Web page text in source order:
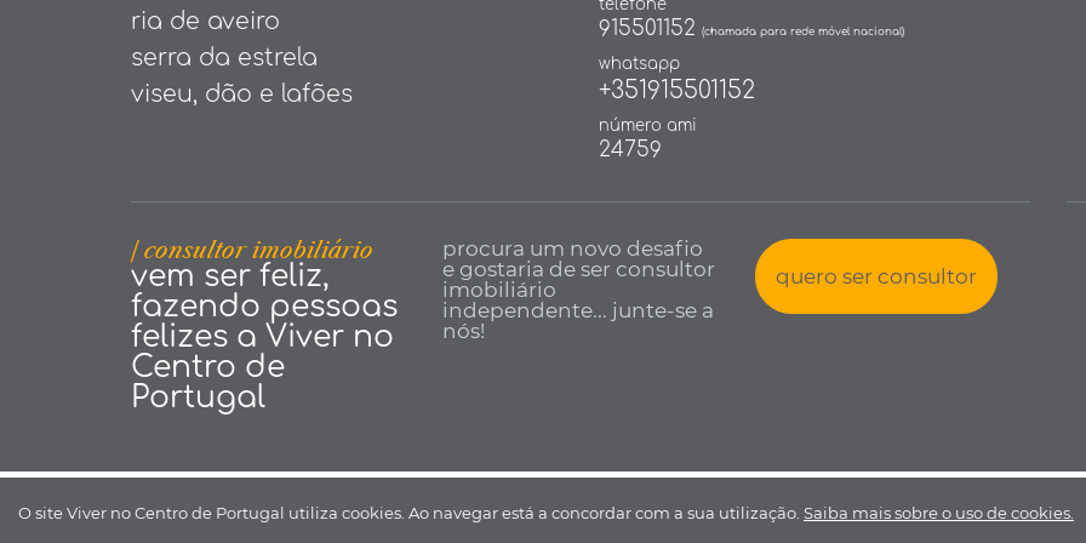
ria de aveiro
serra da estrela
viseu, dão e lafões
telefone
915501152 (chamada para rede móvel nacional)
whatsapp
+351915501152
número ami
24759
| consultor imobiliário
vem ser feliz,
fazendo pessoas
felizes a Viver no
Centro de
Portugal
procura um novo desafio
e gostaria de ser consultor
imobiliário
independente... junte-se a
nós!
quero ser consultor
Viver no Centro de Portugal © todos os direitos reservados •Política de Privacidade• Livro de
O site Viver no Centro de Portugal utiliza cookies. Ao navegar está a concordar com a sua utilização. Saiba mais sobre o uso de cookies.